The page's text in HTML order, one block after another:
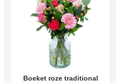
Boeket roze traditional